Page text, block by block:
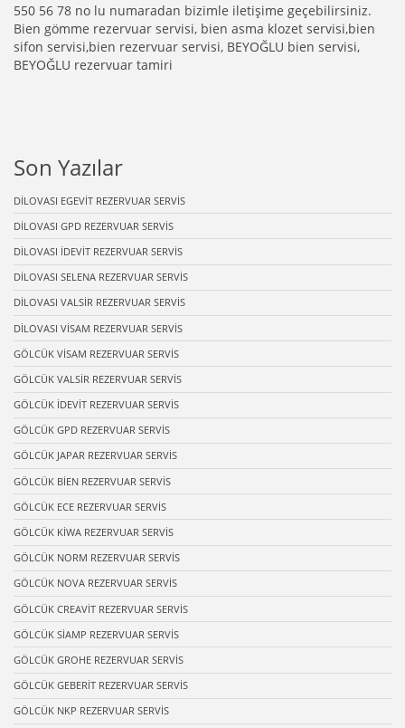
550 56 78 no lu numaradan bizimle iletişime geçebilirsiniz.
Bien gömme rezervuar servisi, bien asma klozet servisi,bien
sifon servisi,bien rezervuar servisi, BEYOĞLU bien servisi,
BEYOĞLU rezervuar tamiri
Son Yazılar
DİLOVASI EGEVİT REZERVUAR SERVİS
DİLOVASI GPD REZERVUAR SERVİS
DİLOVASI İDEVİT REZERVUAR SERVİS
DİLOVASI SELENA REZERVUAR SERVİS
DİLOVASI VALSİR REZERVUAR SERVİS
DİLOVASI VİSAM REZERVUAR SERVİS
GÖLCÜK VİSAM REZERVUAR SERVİS
GÖLCÜK VALSİR REZERVUAR SERVİS
GÖLCÜK İDEVİT REZERVUAR SERVİS
GÖLCÜK GPD REZERVUAR SERVİS
GÖLCÜK JAPAR REZERVUAR SERVİS
GÖLCÜK BİEN REZERVUAR SERVİS
GÖLCÜK ECE REZERVUAR SERVİS
GÖLCÜK KİWA REZERVUAR SERVİS
GÖLCÜK NORM REZERVUAR SERVİS
GÖLCÜK NOVA REZERVUAR SERVİS
GÖLCÜK CREAVİT REZERVUAR SERVİS
GÖLCÜK SİAMP REZERVUAR SERVİS
GÖLCÜK GROHE REZERVUAR SERVİS
GÖLCÜK GEBERİT REZERVUAR SERVİS
GÖLCÜK NKP REZERVUAR SERVİS